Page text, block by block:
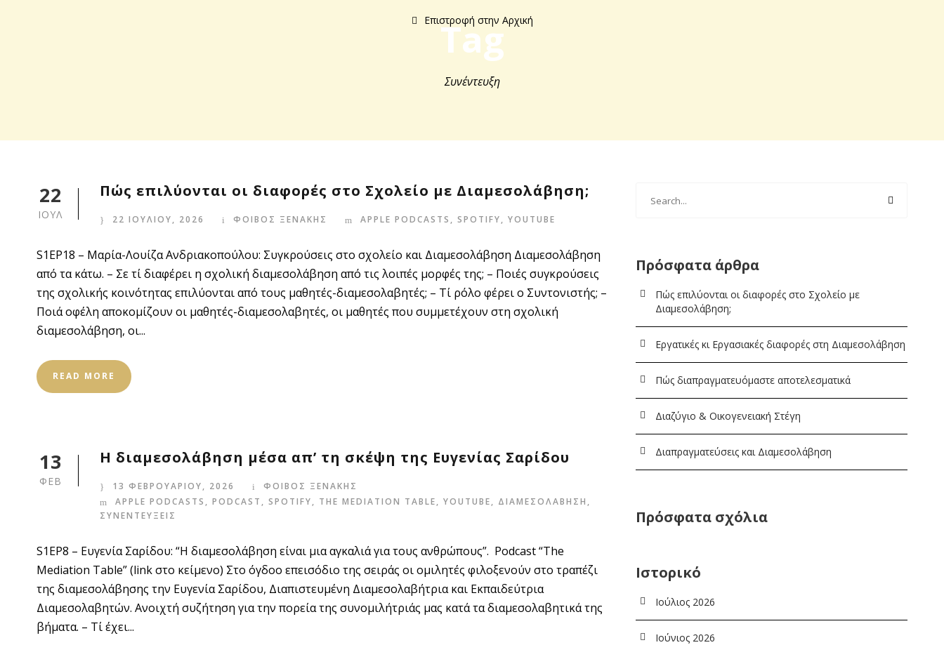
Επιστροφή στην Αρχική
Tag
Συνέντευξη
22
ΙΟΥΛ
Πώς επιλύονται οι διαφορές στο Σχολείο με Διαμεσολάβηση;
22 ΙΟΥΛΙΟΥ, 2026 ΦΟΙΒΟΣ ΞΕΝΑΚΗΣ APPLE PODCASTS , SPOTIFY, YOUTUBE
S1EP18 – Μαρία-Λουίζα Ανδριακοπούλου: Συγκρούσεις στο σχολείο και Διαμεσολάβηση Διαμεσολάβηση
από τα κάτω. – Σε τί διαφέρει η σχολική διαμεσολάβηση από τις λοιπές μορφές της; – Ποιές συγκρούσεις
της σχολικής κοινότητας επιλύονται από τους μαθητές-διαμεσολαβητές; – Τί ρόλο φέρει ο Συντονιστής; –
Ποιά οφέλη αποκομίζουν οι μαθητές-διαμεσολαβητές, οι μαθητές που συμμετέχουν στη σχολική
διαμεσολάβηση, οι...
READ MORE
13
ΦΕΒ
Η διαμεσολάβηση μέσα απ’ τη σκέψη της Ευγενίας Σαρίδου
13 ΦΕΒΡΟΥΑΡΙΟΥ, 2026
ΦΟΙΒΟΣ ΞΕΝΑΚΗΣ
APPLE PODCASTS , PODCAST , SPOTIFY, THE MEDIATION TABLE, YOUTUBE, ΔΙΑΜΕΣΟΛΑΒΗΣΗ ,
ΣΥΝΕΝΤΕΥΞΕΙΣ
S1EP8 – Ευγενία Σαρίδου: “Η διαμεσολάβηση είναι μια αγκαλιά για τους ανθρώπους”. Podcast “The
Mediation Table” (link στο κείμενο) Στο όγδοο επεισόδιο της σειράς οι ομιλητές φιλοξενούν στο τραπέζι
της διαμεσολάβησης την Ευγενία Σαρίδου, Διαπιστευμένη Διαμεσολαβήτρια και Εκπαιδεύτρια
Διαμεσολαβητών. Ανοιχτή συζήτηση για την πορεία της συνομιλήτριάς μας κατά τα διαμεσολαβητικά της
βήματα. – Τί έχει...
Πρόσφατα άρθρα
Πώς επιλύονται οι διαφορές στο Σχολείο με
Διαμεσολάβηση;
Εργατικές κι Εργασιακές διαφορές στη Διαμεσολάβηση
Πώς διαπραγματευόμαστε αποτελεσματικά
Διαζύγιο & Οικογενειακή Στέγη
Διαπραγματεύσεις και Διαμεσολάβηση
Πρόσφατα σχόλια
Ιστορικό
Ιούλιος 2026
Ιούνιος 2026